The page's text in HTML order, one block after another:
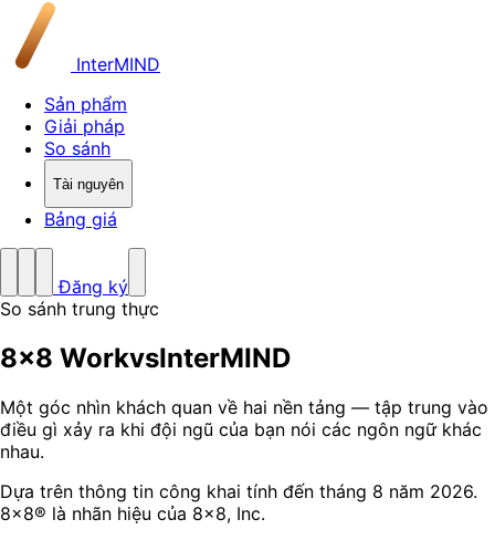
InterMIND
Sản phẩm
Giải pháp
So sánh
Tài nguyên
Bảng giá
Đăng ký
So sánh trung thực
8x8 WorkvsInterMIND
Một góc nhìn khách quan về hai nền tảng — tập trung vào
điều gì xảy ra khi đội ngũ của bạn nói các ngôn ngữ khác
nhau.
Dựa trên thông tin công khai tính đến tháng 8 năm 2026.
8x8® là nhãn hiệu của 8x8, Inc.